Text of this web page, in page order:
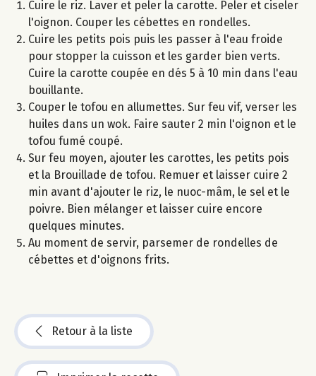
Cuire le riz. Laver et peler la carotte. Peler et ciseler
l'oignon. Couper les cébettes en rondelles.
Cuire les petits pois puis les passer à l'eau froide
pour stopper la cuisson et les garder bien verts.
Cuire la carotte coupée en dés 5 à 10 min dans l'eau
bouillante.
Couper le tofou en allumettes. Sur feu vif, verser les
huiles dans un wok. Faire sauter 2 min l'oignon et le
tofou fumé coupé.
Sur feu moyen, ajouter les carottes, les petits pois
et la Brouillade de tofou. Remuer et laisser cuire 2
min avant d'ajouter le riz, le nuoc-mâm, le sel et le
poivre. Bien mélanger et laisser cuire encore
quelques minutes.
Au moment de servir, parsemer de rondelles de
cébettes et d'oignons frits.
Retour à la liste